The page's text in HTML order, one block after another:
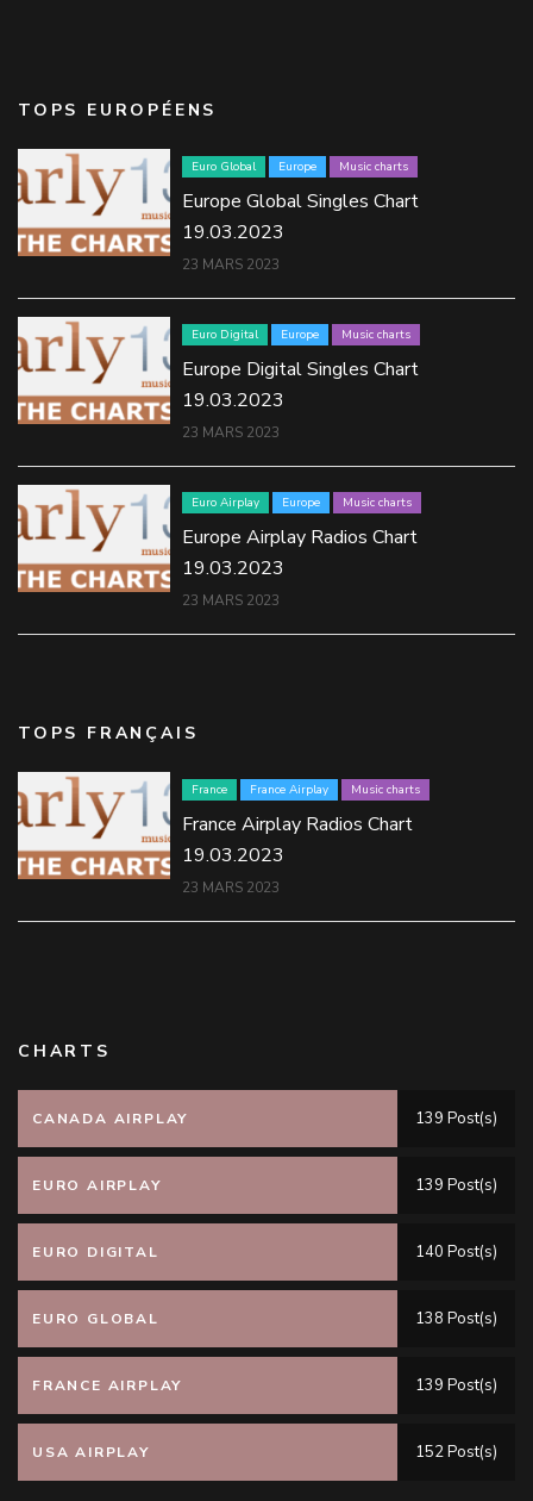
TOPS EUROPÉENS
Euro Global Europe Music charts
Europe Global Singles Chart
19.03.2023
23 MARS 2023
Euro Digital Europe Music charts
Europe Digital Singles Chart
19.03.2023
23 MARS 2023
Euro Airplay Europe Music charts
Europe Airplay Radios Chart
19.03.2023
23 MARS 2023
TOPS FRANÇAIS
France France Airplay Music charts
France Airplay Radios Chart
19.03.2023
23 MARS 2023
CHARTS
CANADA AIRPLAY 139 Post(s)
EURO AIRPLAY 139 Post(s)
EURO DIGITAL 140 Post(s)
EURO GLOBAL 138 Post(s)
FRANCE AIRPLAY 139 Post(s)
USA AIRPLAY 152 Post(s)